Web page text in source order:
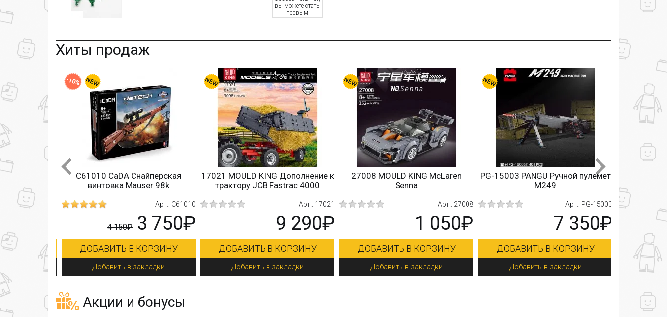
вы можете стать
первым
Хиты продаж
Арт.: 5215
C61010 CaDA Снайперская
винтовка Mauser 98k
Арт.: C61010
4 150₽ 3 750₽
ДОБАВИТЬ В КОРЗИНУ
Добавить в закладки
-10%
17021 MOULD KING Дополнение к
трактору JCB Fastrac 4000
Арт.: 17021
9 290₽
ДОБАВИТЬ В КОРЗИНУ
Добавить в закладки
27008 MOULD KING McLaren
Senna
Арт.: 27008
1 050₽
ДОБАВИТЬ В КОРЗИНУ
Добавить в закладки
PG-15003 PANGU Ручной пулемет
M249
Арт.: PG-15003
7 350₽
ДОБАВИТЬ В КОРЗИНУ
Добавить в закладки
Акции и бонусы